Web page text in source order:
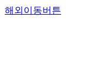
해외이동버튼